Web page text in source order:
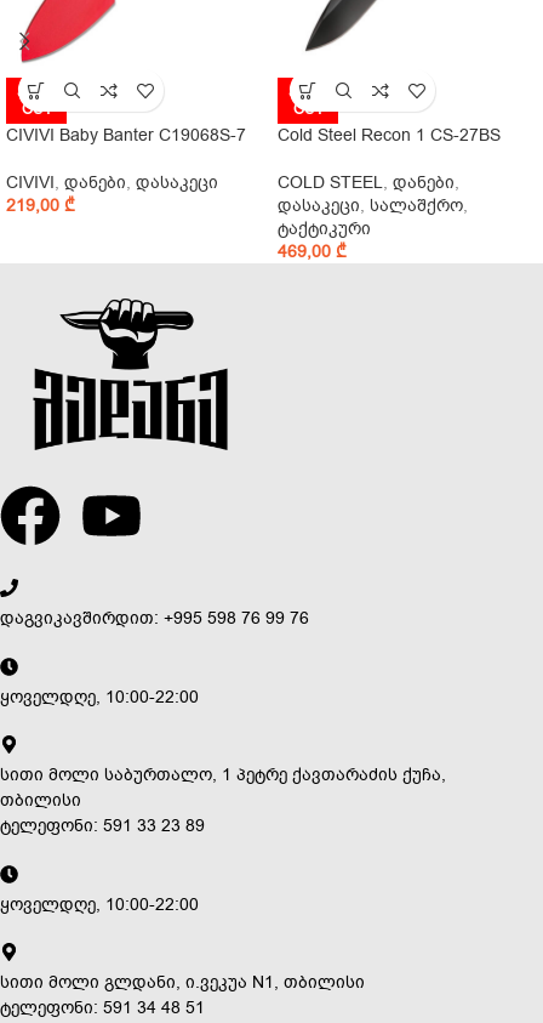
SOLD
OUT
CIVIVI Baby Banter C19068S-7
CIVIVI, დანები, დასაკეცი
219,00 ₾
SOLD
OUT
Cold Steel Recon 1 CS-27BS
COLD STEEL, დანები,
დასაკეცი, სალაშქრო,
ტაქტიკური
469,00 ₾
დაგვიკავშირდით: +995 598 76 99 76
ყოველდღე, 10:00-22:00
სითი მოლი საბურთალო, 1 პეტრე ქავთარაძის ქუჩა,
თბილისი
ტელეფონი: 591 33 23 89
ყოველდღე, 10:00-22:00
სითი მოლი გლდანი, ი.ვეკუა N1, თბილისი
ტელეფონი: 591 34 48 51